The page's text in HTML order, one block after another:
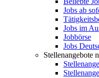
Jobs ab
Jobs im
Jobbörse
Jobs
Stellenangebote